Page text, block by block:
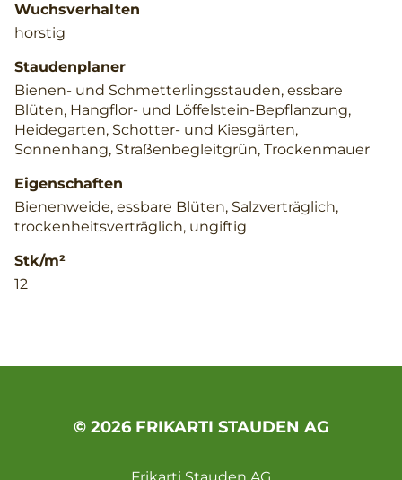
Wuchsverhalten
horstig
Staudenplaner
Bienen- und Schmetterlingsstauden, essbare
Blüten, Hangflor- und Löffelstein-Bepflanzung,
Heidegarten, Schotter- und Kiesgärten,
Sonnenhang, Straßenbegleitgrün, Trockenmauer
Eigenschaften
Bienenweide, essbare Blüten, Salzverträglich,
trockenheitsverträglich, ungiftig
Stk/m²
12
© 2026 FRIKARTI STAUDEN AG